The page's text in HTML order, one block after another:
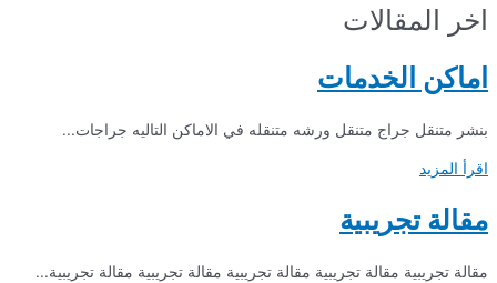
اخر المقالات
اماكن الخدمات
بنشر متنقل جراج متنقل ورشه متنقله في الاماكن التاليه جراجات...
اقرأ المزيد
مقالة تجريبية
مقالة تجريبية مقالة تجريبية مقالة تجريبية مقالة تجريبية مقالة تجريبية...